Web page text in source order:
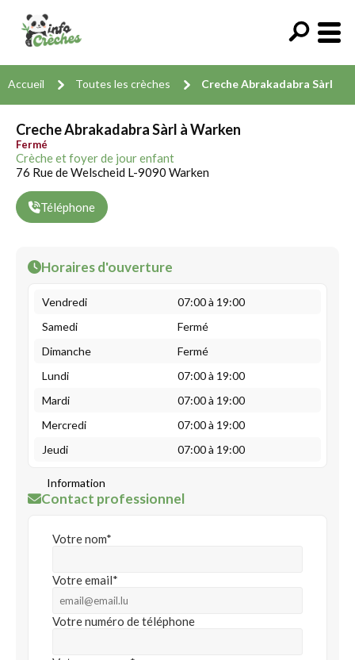
Accueil Toutes les crèches Creche Abrakadabra Sàrl
Creche Abrakadabra Sàrl à Warken
Fermé
Crèche et foyer de jour enfant
76 Rue de Welscheid L-9090 Warken
Téléphone
Horaires d'ouverture
Vendredi
07:00 à 19:00
Samedi
Fermé
Dimanche
Fermé
Lundi
07:00 à 19:00
Mardi
07:00 à 19:00
Mercredi
07:00 à 19:00
Jeudi
07:00 à 19:00
Information
Contact professionnel
Votre nom*
Votre email*
Votre numéro de téléphone